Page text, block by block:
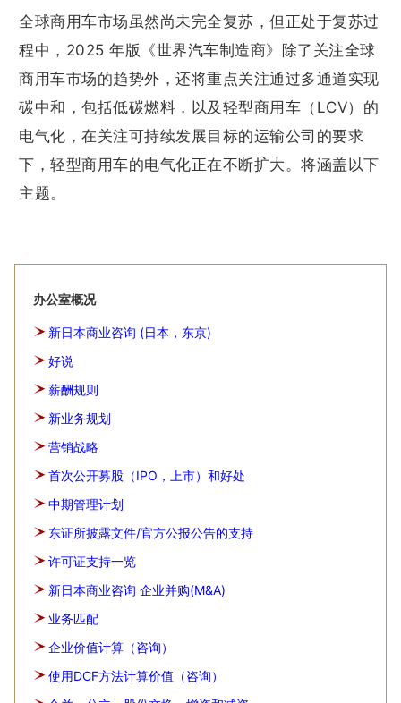
全球商用车市场虽然尚未完全复苏，但正处于复苏过
程中，2025 年版《世界汽车制造商》除了关注全球
商用车市场的趋势外，还将重点关注通过多通道实现
碳中和，包括低碳燃料，以及轻型商用车（LCV）的
电气化，在关注可持续发展目标的运输公司的要求
下，轻型商用车的电气化正在不断扩大。将涵盖以下
主题。
办公室概况
新日本商业咨询 (日本，东京)
好说
薪酬规则
新业务规划
营销战略
首次公开募股（IPO，上市）和好处
中期管理计划
东证所披露文件/官方公报公告的支持
许可证支持一览
新日本商业咨询 企业并购(M&A)
业务匹配
企业价值计算（咨询）
使用DCF方法计算价值（咨询）